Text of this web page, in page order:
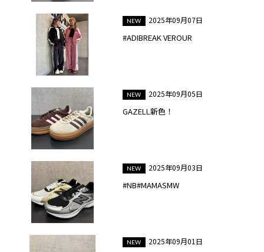
2025年09月07日
#ADIBREAK VEROUR
2025年09月05日
GAZELL新色！
2025年09月03日
#NB#MAMASMW
2025年09月01日